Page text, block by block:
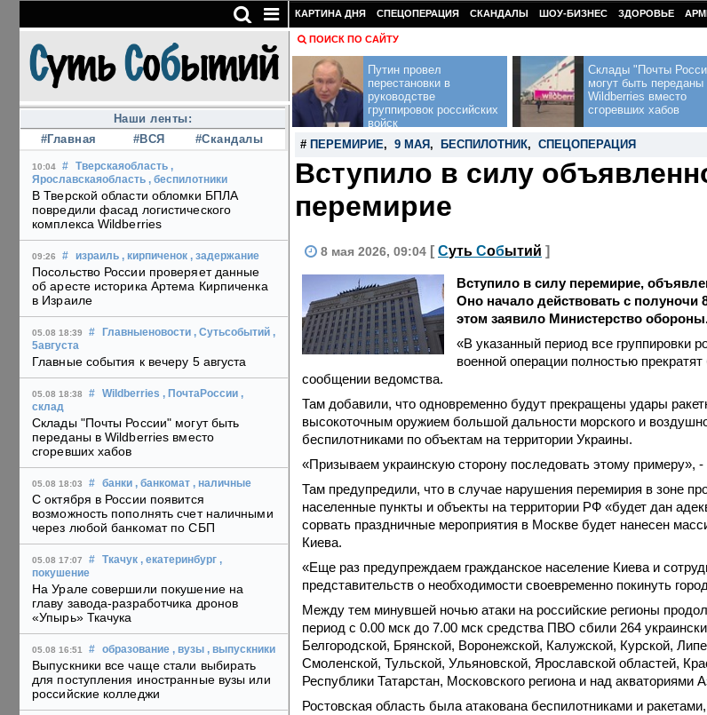
Наши ленты:
#Главная
#ВСЯ #Скандалы
10:04 # Тверскаяобласть ,
Ярославскаяобласть , беспилотники
В Тверской области обломки БПЛА
повредили фасад логистического
комплекса Wildberries
09:26 # израиль , кирпиченок , задержание
Посольство России проверяет данные
об аресте историка Артема Кирпиченка
в Израиле
05.08 18:39 # Главныеновости , Сутьсобытий ,
5августа
Главные события к вечеру 5 августа
05.08 18:38 # Wildberries , ПочтаРоссии ,
склад
Склады "Почты России" могут быть
переданы в Wildberries вместо
сгоревших хабов
05.08 18:03 # банки , банкомат , наличные
С октября в России появится
возможность пополнять счет наличными
через любой банкомат по СБП
05.08 17:07 # Ткачук , екатеринбург ,
покушение
На Урале совершили покушение на
главу завода-разработчика дронов
«Упырь» Ткачука
05.08 16:51 # образование , вузы , выпускники
Выпускники все чаще стали выбирать
для поступления иностранные вузы или
российские колледжи
КАРТИНА ДНЯ СПЕЦОПЕРАЦИЯ СКАНДАЛЫ ШОУ-БИЗНЕС ЗДОРОВЬЕ
ПОИСК ПО САЙТУ
Путин провел
перестановки в
руководстве
группировок российских
войск
Склады "Почты
могут быть переданы
Wildberries вместо
сгоревших хабов
# ПЕРЕМИРИЕ, 9 МАЯ , БЕСПИЛОТНИК, СПЕЦОПЕРАЦИЯ
Вступило в силу
перемирие
8 мая 2026, 09:04 [ Суть Событий ]
Вступило в силу перемирие,
Оно начало действовать с
этом заявило Министерство
«В указанный период все группировки
военной операции полностью
сообщении ведомства.
Там добавили, что одновременно будут прекращены удары
высокоточным оружием большой дальности морского и
беспилотниками по объектам на территории Украины.
«Призываем украинскую сторону последовать этому примеру»,
Там предупредили, что в случае нарушения перемирия в зоне
населенные пункты и объекты на территории РФ «будет дан
сорвать праздничные мероприятия в Москве будет нанесен
Киева.
«Еще раз предупреждаем гражданское население Киева и
представительств о необходимости своевременно покинуть
Между тем минувшей ночью атаки на российские регионы
период с 0.00 мск до 7.00 мск средства ПВО сбили 264
Белгородской, Брянской, Воронежской, Калужской, Курской,
Смоленской, Тульской, Ульяновской, Ярославской областей,
Республики Татарстан, Московского региона и над акваториями
Ростовская область была атакована беспилотниками и